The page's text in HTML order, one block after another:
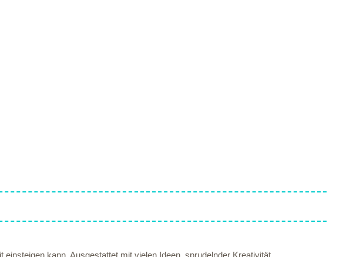
kann. Ausgestattet mit vielen Ideen, sprudelnder Kreativität